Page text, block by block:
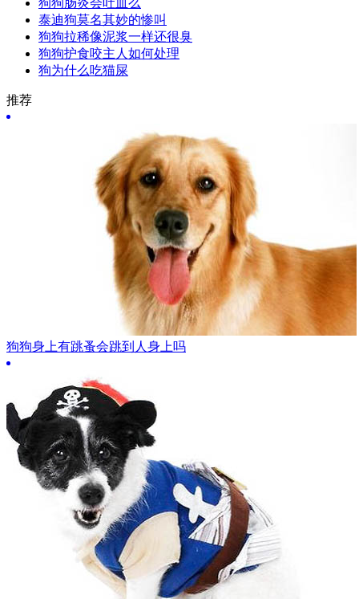
泰迪狗莫名其妙的惨叫
狗狗拉稀像泥浆一样还很臭
狗狗护食咬主人如何处理
狗为什么吃猫屎
推荐
狗狗身上有跳蚤会跳到人身上吗